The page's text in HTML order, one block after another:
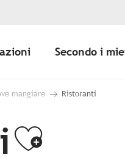
Secondo i
mangiare Ristoranti